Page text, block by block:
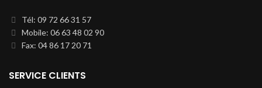
Tél: 09 72 66 31 57
Mobile: 06 63 48 02 90
Fax: 04 86 17 20 71
SERVICE CLIENTS